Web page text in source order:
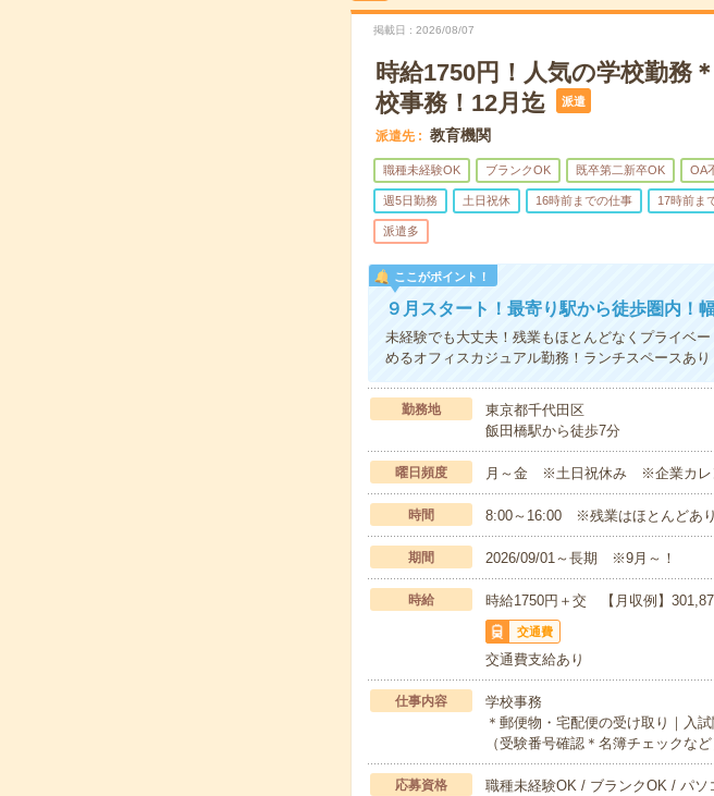
掲載日 2026/08/07
時給1750円！人気の学校勤務
校事務！12月迄
派遣
派遣先 教育機関
職種未経験OK ブランクOK 既卒第二新卒OK OA
週5日勤務 土日祝休 16時前までの仕事 17時前ま
派遣多
ここがポイント！
９月スタート！最寄り駅から徒歩圏内！
未経験でも大丈夫！残業もほとんどなくプライベ
めるオフィスカジュアル勤務！ランチスペースあり
勤務地
東京都千代田区
飯田橋駅から徒歩7分
曜日頻度 月～金 ※土日祝休み ※企業カレ
時間 8:00～16:00 ※残業はほとんどあ
期間 2026/09/01～長期 ※9月～！
時給 時給1750円＋交 【月収例】
交通費
交通費支給あり
仕事内容
学校事務
＊郵便物・宅配便の受け取り｜入
（受験番号確認＊名簿チェックな
応募資格
職種未経験OK / ブランクOK / パ